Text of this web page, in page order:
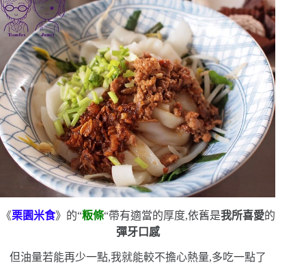
《栗園米食》的“粄條“帶有適當的厚度,依舊是我所喜愛的
彈牙口感
但油量若能再少一點,我就能較不擔心熱量,多吃一點了